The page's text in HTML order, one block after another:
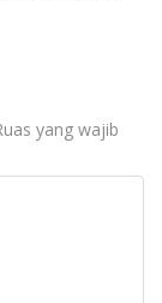
yang wajib